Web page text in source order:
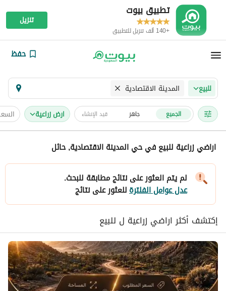
تطبيق بيوت
+140 ألف تنزيل للتطبيق
تنزيل
حفظ
للبيع المدينة الاقتصادية
الجميع جاهز قيد الإنشاء ارض زراعية
اراضي زراعية للبيع في حي المدينة الاقتصادية, حائل
لم يتم العثور على نتائج مطابقة للبحث.
عدل عوامل الفلترةللعثور على نتائج
إكتشف أكثر اراضي زراعية ل للبيع